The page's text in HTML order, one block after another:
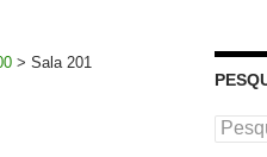
> Sala 201
por: